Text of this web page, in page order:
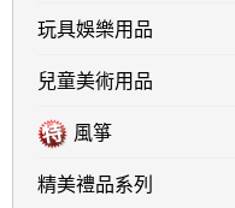
玩具娛樂用品
兒童美術用品
風箏
精美禮品系列